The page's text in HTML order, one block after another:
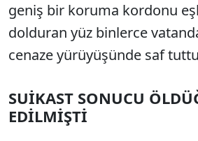
geniş bir koruma kordonu
dolduran yüz binlerce
cenaze yürüyüşünde saf
SUİKAST SONUCU
EDİLMİŞTİ